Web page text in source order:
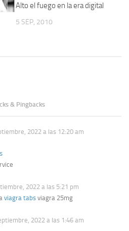
Alto el fuego en la era digital
5 SEP, 2010
& Pingbacks
2022 a las 12:20 am
2022 a las 5:21 pm
viagra tabs viagra 25mg
2022 a las 1:46 am